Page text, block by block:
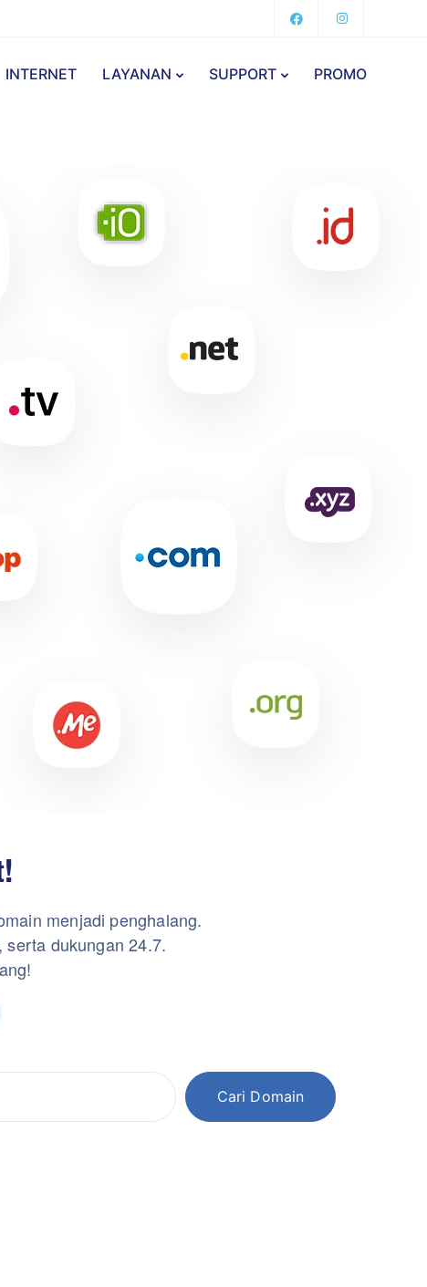
INTERNET LAYANAN SUPPORT PROMO
menjadi penghalang.
serta dukungan 24.7.